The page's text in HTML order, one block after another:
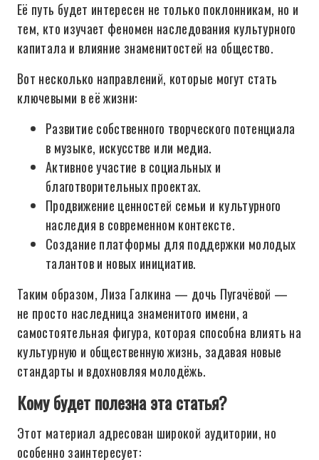
Её путь будет интересен не только поклонникам, но и
тем, кто изучает феномен наследования культурного
капитала и влияние знаменитостей на общество.
Вот несколько направлений, которые могут стать
ключевыми в её жизни:
Развитие собственного творческого потенциала
в музыке, искусстве или медиа.
Активное участие в социальных и
благотворительных проектах.
Продвижение ценностей семьи и культурного
наследия в современном контексте.
Создание платформы для поддержки молодых
талантов и новых инициатив.
Таким образом, Лиза Галкина — дочь Пугачёвой —
не просто наследница знаменитого имени, а
самостоятельная фигура, которая способна влиять на
культурную и общественную жизнь, задавая новые
стандарты и вдохновляя молодёжь.
Кому будет полезна эта статья?
Этот материал адресован широкой аудитории, но
особенно заинтересует: